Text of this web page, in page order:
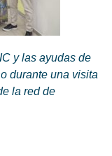
y las ayudas de
durante una visita
la red de